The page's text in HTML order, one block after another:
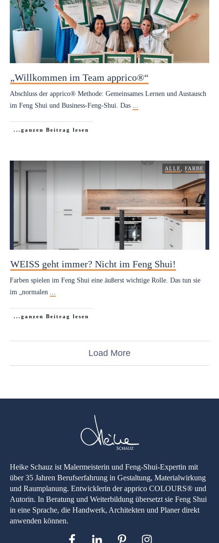
„Willkommen im Team apprico®“
Abschluss der apprico® Methode: Gemeinsames Lernen und Austausch
im Feng Shui und Business-Feng-Shui. Das ...
...ganzen Beitrag lesen
ALLE FARBE
WEISS geht immer? Nicht im Feng Shui!
Farben spielen im Feng Shui eine äußerst wichtige Rolle. Das tun sie
im „normalen ...
...ganzen Beitrag lesen
Load More
Heike Schauz ist Malermeisterin und Feng-Shui-Expertin mit
über 35 Jahren Berufserfahrung in Gestaltung, Materialwirkung
und Raumplanung. Entwicklerin der apprico COLOURS® und
Autorin. In Beratung und Weiterbildung übersetzt sie Feng Shui
in eine Sprache, die Handwerk, Architekten und Planer direkt
anwenden können.